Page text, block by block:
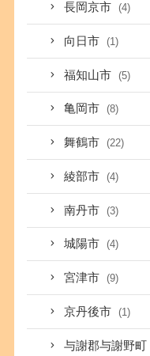
長岡京市 (4)
向日市 (1)
福知山市 (5)
亀岡市 (8)
舞鶴市 (22)
綾部市 (4)
南丹市 (3)
城陽市 (4)
宮津市 (9)
京丹後市 (1)
与謝郡与謝野町